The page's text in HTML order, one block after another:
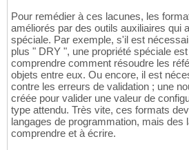
Pour remédier à ces lacunes, les
améliorés par des outils auxiliaires qui
spéciale. Par exemple, s'il est
plus " DRY ", une propriété spéciale
comprendre comment résoudre les
objets entre eux. Ou encore, il est
contre les erreurs de validation ; une
créée pour valider une valeur de
type attendu. Très vite, ces formats
langages de programmation, mais des
comprendre et à écrire.